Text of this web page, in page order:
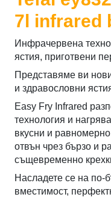
7l infrared
Инфрачервена
ястия, приготвени
Представяме ви
и здравословни
Easy Fry Infrared
технология и
вкусни и
отвън чрез бързо и
същевременно
Насладете се на по-
вместимост,